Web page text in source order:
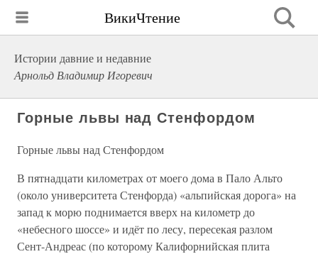
ВикиЧтение
Истории давние и недавние
Арнольд Владимир Игоревич
Горные львы над Стенфордом
Горные львы над Стенфордом
В пятнадцати километрах от моего дома в Пало Альто
(около университета Стенфорда) «альпийская дорога» на
запад к морю поднимается вверх на километр до
«небесного шоссе» и идёт по лесу, пересекая разлом
Сент-Андреас (по которому Калифорнийская плита